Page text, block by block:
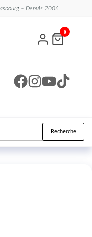
– Depuis 2006
0
Recherche